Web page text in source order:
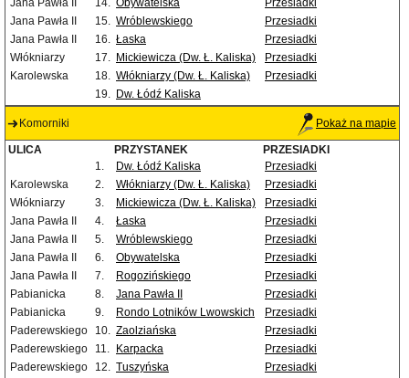
Jana Pawła II
14. Obywatelska
Przesiadki
Jana Pawła II
15. Wróblewskiego
Przesiadki
Jana Pawła II
16. Łaska
Przesiadki
Włókniarzy
17. Mickiewicza (Dw. Ł. Kaliska)
Przesiadki
Karolewska
18. Włókniarzy (Dw. Ł. Kaliska)
Przesiadki
19. Dw. Łódź Kaliska
Komorniki Pokaż na mapie
ULICA PRZYSTANEK
PRZESIADKI
1.
Dw. Łódź Kaliska
Przesiadki
Karolewska
2. Włókniarzy (Dw. Ł. Kaliska)
Przesiadki
Włókniarzy
3. Mickiewicza (Dw. Ł. Kaliska)
Przesiadki
Jana Pawła II
4. Łaska
Przesiadki
Jana Pawła II
5. Wróblewskiego
Przesiadki
Jana Pawła II
6. Obywatelska
Przesiadki
Jana Pawła II
7. Rogozińskiego
Przesiadki
Pabianicka
8. Jana Pawła II
Przesiadki
Pabianicka
9. Rondo Lotników Lwowskich
Przesiadki
Paderewskiego
10. Zaolziańska
Przesiadki
Paderewskiego
11. Karpacka
Przesiadki
Paderewskiego
12. Tuszyńska Przesiadki